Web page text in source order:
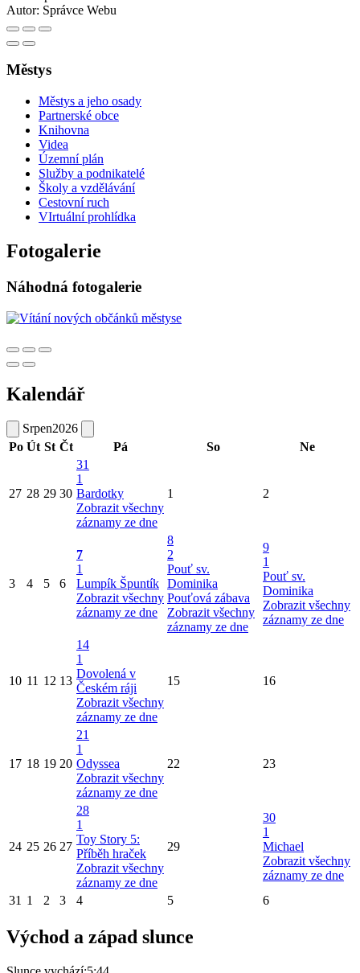
Autor: Správce Webu
Městys
Městys a jeho osady
Partnerské obce
Knihovna
Videa
Územní plán
Služby a podnikatelé
Školy a vzdělávání
Cestovní ruch
VIrtuální prohlídka
Fotogalerie
Náhodná fotogalerie
Kalendář
Srpen2026
Po Út St Čt Pá So Ne
27 28 29 30
31
1
Bardotky
Zobrazit všechny
záznamy ze dne
1 2
3 4 5 6
7
1
Lumpík Špuntík
Zobrazit všechny
záznamy ze dne
8
2
Pouť sv.
Dominika
Pouťová zábava
Zobrazit všechny
záznamy ze dne
9
1
Pouť sv.
Dominika
Zobrazit všechny
záznamy ze dne
10 11 12 13
14
1
Dovolená v
Českém ráji
Zobrazit všechny
záznamy ze dne
15 16
17 18 19 20
21
1
Odyssea
Zobrazit všechny
záznamy ze dne
22 23
24 25 26 27
28
1
Toy Story 5:
Příběh hraček
Zobrazit všechny
záznamy ze dne
29
30
1
Michael
Zobrazit všechny
záznamy ze dne
31 1 2 3 4 5 6
Východ a západ slunce